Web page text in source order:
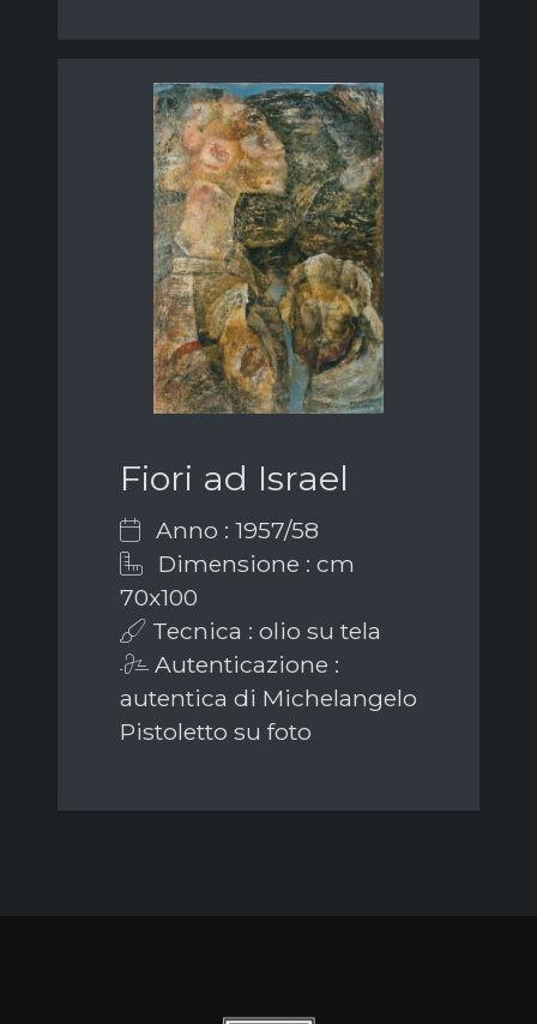
Fiori ad Israel
Anno : 1957/58
Dimensione : cm
70x100
Tecnica : olio su tela
Autenticazione :
autentica di Michelangelo
Pistoletto su foto